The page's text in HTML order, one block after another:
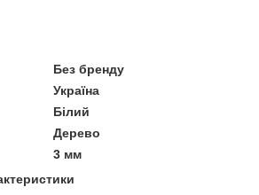
Без бренду
Україна
Білий
Дерево
3 мм